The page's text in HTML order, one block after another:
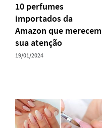
10 perfumes
importados da
Amazon que merecem
sua atenção
19/01/2024